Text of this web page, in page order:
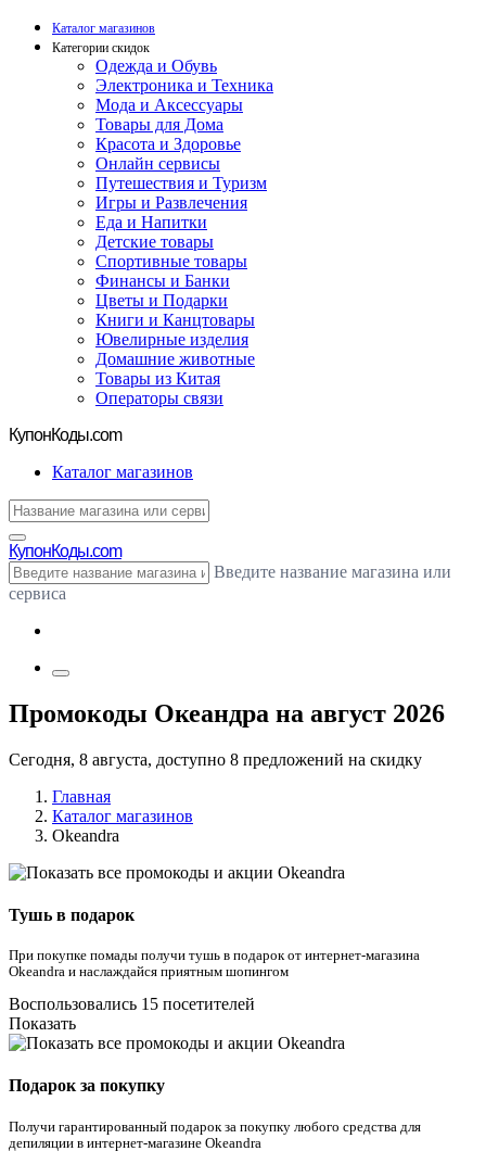
Каталог магазинов
Категории скидок
Одежда и Обувь
Электроника и Техника
Мода и Аксессуары
Товары для Дома
Красота и Здоровье
Онлайн сервисы
Путешествия и Туризм
Игры и Развлечения
Еда и Напитки
Детские товары
Спортивные товары
Финансы и Банки
Цветы и Подарки
Книги и Канцтовары
Ювелирные изделия
Домашние животные
Товары из Китая
Операторы связи
КупонКоды.com
Каталог магазинов
КупонКоды.com
Введите название магазина или
сервиса
Промокоды Океандра на август 2026
Сегодня, 8 августа, доступно 8 предложений на скидку
Главная
Каталог магазинов
Okeandra
Тушь в подарок
При покупке помады получи тушь в подарок от интернет-магазина
Okeandra и наслаждайся приятным шопингом
Воспользовались 15 посетителей
Показать
Подарок за покупку
Получи гарантированный подарок за покупку любого средства для
депиляции в интернет-магазине Okeandra